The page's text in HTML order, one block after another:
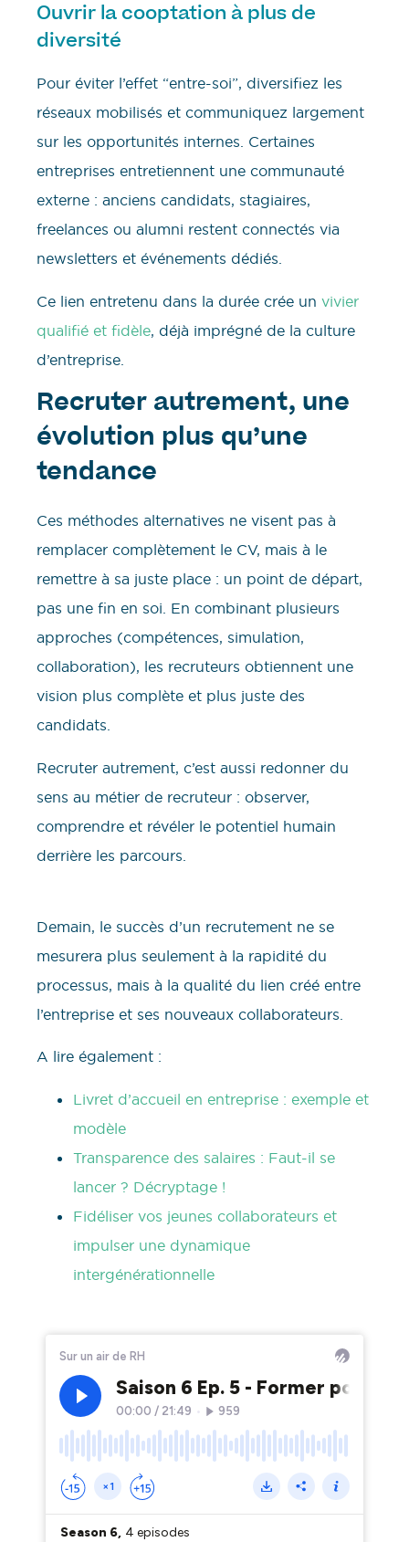
Ouvrir la cooptation à plus de
diversité
Pour éviter l’effet “entre-soi”, diversifiez les
réseaux mobilisés et communiquez largement
sur les opportunités internes. Certaines
entreprises entretiennent une communauté
externe : anciens candidats, stagiaires,
freelances ou alumni restent connectés via
newsletters et événements dédiés.
Ce lien entretenu dans la durée crée un vivier
qualifié et fidèle, déjà imprégné de la culture
d’entreprise.
Recruter autrement, une
évolution plus qu’une
tendance
Ces méthodes alternatives ne visent pas à
remplacer complètement le CV, mais à le
remettre à sa juste place : un point de départ,
pas une fin en soi. En combinant plusieurs
approches (compétences, simulation,
collaboration), les recruteurs obtiennent une
vision plus complète et plus juste des
candidats.
Recruter autrement, c’est aussi redonner du
sens au métier de recruteur : observer,
comprendre et révéler le potentiel humain
derrière les parcours.
Demain, le succès d’un recrutement ne se
mesurera plus seulement à la rapidité du
processus, mais à la qualité du lien créé entre
l’entreprise et ses nouveaux collaborateurs.
A lire également :
Livret d’accueil en entreprise : exemple et
modèle
Transparence des salaires : Faut-il se
lancer ? Décryptage !
Fidéliser vos jeunes collaborateurs et
impulser une dynamique
intergénérationnelle